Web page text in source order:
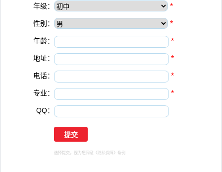
年级： *
性别： *
年龄： *
地址： *
电话： *
专业： *
QQ：
选择提交，视为您同意 《隐私保障》 条例